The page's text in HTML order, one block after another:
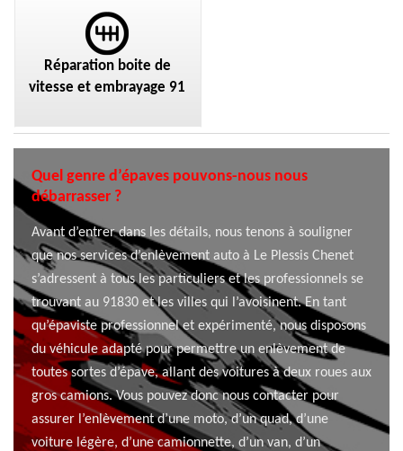
Réparation boite de
vitesse et embrayage 91
Quel genre d’épaves pouvons-nous nous
débarrasser ?
Avant d’entrer dans les détails, nous tenons à souligner
que nos services d’enlèvement auto à Le Plessis Chenet
s’adressent à tous les particuliers et les professionnels se
trouvant au 91830 et les villes qui l’avoisinent. En tant
qu’épaviste professionnel et expérimenté, nous disposons
du véhicule adapté pour permettre un enlèvement de
toutes sortes d’épave, allant des voitures à deux roues aux
gros camions. Vous pouvez donc nous contacter pour
assurer l’enlèvement d’une moto, d’un quad, d’une
voiture légère, d’une camionnette, d’un van, d’un